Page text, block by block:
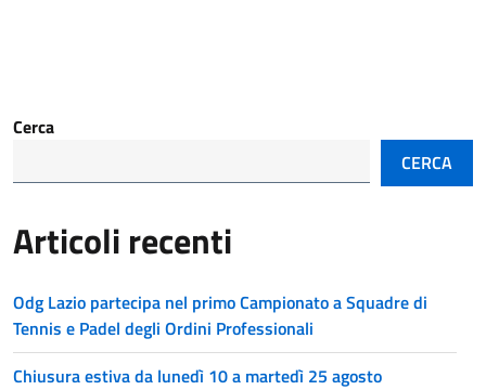
Cerca
CERCA
Articoli recenti
Odg Lazio partecipa nel primo Campionato a Squadre di
Tennis e Padel degli Ordini Professionali
Chiusura estiva da lunedì 10 a martedì 25 agosto